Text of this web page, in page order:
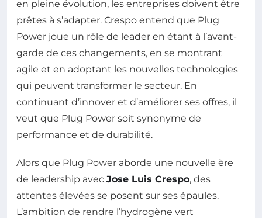
en pleine évolution, les entreprises doivent être
prêtes à s’adapter. Crespo entend que Plug
Power joue un rôle de leader en étant à l’avant-
garde de ces changements, en se montrant
agile et en adoptant les nouvelles technologies
qui peuvent transformer le secteur. En
continuant d’innover et d’améliorer ses offres, il
veut que Plug Power soit synonyme de
performance et de durabilité.
Alors que Plug Power aborde une nouvelle ère
de leadership avec Jose Luis Crespo, des
attentes élevées se posent sur ses épaules.
L’ambition de rendre l’hydrogène vert